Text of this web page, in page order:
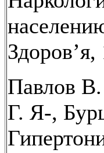
Павлов
Г. Я-,